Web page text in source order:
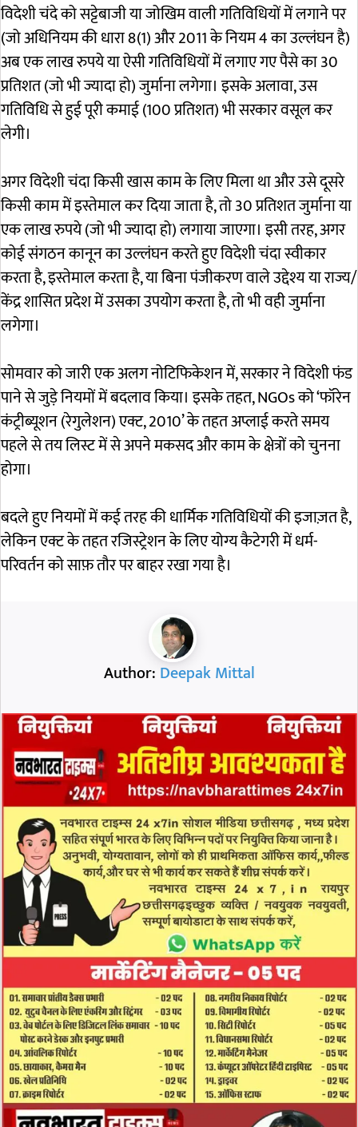
विदेशी चंदे को सट्टेबाजी या जोखिम वाली गतिविधियों में लगाने पर
(जो अधिनियम की धारा 8(1) और 2011 के नियम 4 का उल्लंघन है)
अब एक लाख रुपये या ऐसी गतिविधियों में लगाए गए पैसे का 30
प्रतिशत (जो भी ज्यादा हो) जुर्माना लगेगा। इसके अलावा, उस
गतिविधि से हुई पूरी कमाई (100 प्रतिशत) भी सरकार वसूल कर
लेगी।
अगर विदेशी चंदा किसी खास काम के लिए मिला था और उसे दूसरे
किसी काम में इस्तेमाल कर दिया जाता है, तो 30 प्रतिशत जुर्माना या
एक लाख रुपये (जो भी ज्यादा हो) लगाया जाएगा। इसी तरह, अगर
कोई संगठन कानून का उल्लंघन करते हुए विदेशी चंदा स्वीकार
करता है, इस्तेमाल करता है, या बिना पंजीकरण वाले उद्देश्य या राज्य/
केंद्र शासित प्रदेश में उसका उपयोग करता है, तो भी वही जुर्माना
लगेगा।
सोमवार को जारी एक अलग नोटिफिकेशन में, सरकार ने विदेशी फंड
पाने से जुड़े नियमों में बदलाव किया। इसके तहत, NGOs को ‘फॉरेन
कंट्रीब्यूशन (रेगुलेशन) एक्ट, 2010’ के तहत अप्लाई करते समय
पहले से तय लिस्ट में से अपने मकसद और काम के क्षेत्रों को चुनना
होगा।
बदले हुए नियमों में कई तरह की धार्मिक गतिविधियों की इजाज़त है,
लेकिन एक्ट के तहत रजिस्ट्रेशन के लिए योग्य कैटेगरी में धर्म-
परिवर्तन को साफ़ तौर पर बाहर रखा गया है।
Author: Deepak Mittal